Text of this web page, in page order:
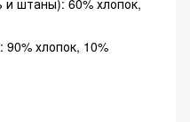
хлопок, 10%